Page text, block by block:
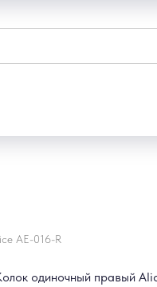
AE-016-R
одиночный правый